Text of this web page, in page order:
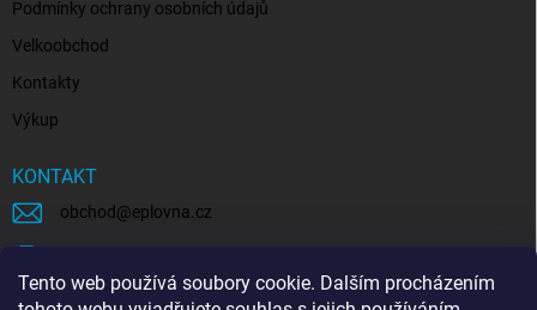
Tento web používá soubory cookie. Dalším procházením
Podmínky ochrany osobních údajů
Velkoobchod
Kontakty
Výkup
KONTAKT
obchod @eplovna.cz
eplovna.cz